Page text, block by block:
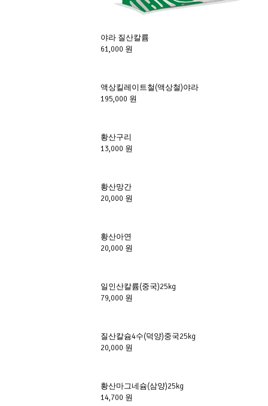
야라 질산칼륨
61,000 원
액상킬레이트철(액상철)야라
195,000 원
황산구리
13,000 원
황산망간
20,000 원
황산아연
20,000 원
일인산칼륨(중국)25kg
79,000 원
질산칼슘4수(덕양)중국25kg
20,000 원
황산마그네슘(삼양)25kg
14,700 원